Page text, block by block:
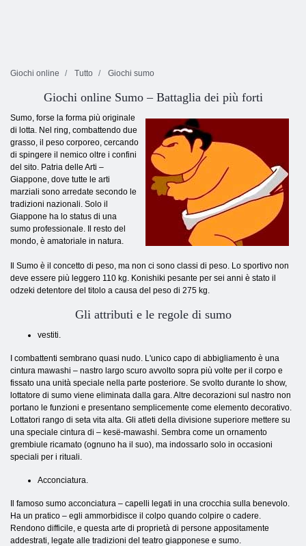
Giochi online Tutto Giochi sumo
Giochi online Sumo – Battaglia dei più forti
Sumo, forse la forma più originale
di lotta. Nel ring, combattendo due
grasso, il peso corporeo, cercando
di spingere il nemico oltre i confini
del sito. Patria delle Arti –
Giappone, dove tutte le arti
marziali sono arredate secondo le
tradizioni nazionali. Solo il
Giappone ha lo status di una
sumo professionale. Il resto del
mondo, è amatoriale in natura.
Il Sumo è il concetto di peso, ma non ci sono classi di peso. Lo sportivo non
deve essere più leggero 110 kg. Konishiki pesante per sei anni è stato il
odzeki detentore del titolo a causa del peso di 275 kg.
Gli attributi e le regole di sumo
vestiti.
I combattenti sembrano quasi nudo. L'unico capo di abbigliamento è una
cintura mawashi – nastro largo scuro avvolto sopra più volte per il corpo e
fissato una unità speciale nella parte posteriore. Se svolto durante lo show,
lottatore di sumo viene eliminata dalla gara. Altre decorazioni sul nastro non
portano le funzioni e presentano semplicemente come elemento decorativo.
Lottatori rango di seta vita alta. Gli atleti della divisione superiore mettere su
una speciale cintura di – kesё-mawashi. Sembra come un ornamento
grembiule ricamato (ognuno ha il suo), ma indossarlo solo in occasioni
speciali per i rituali.
Acconciatura.
Il famoso sumo acconciatura – capelli legati in una crocchia sulla benevolo.
Ha un pratico – egli ammorbidisce il colpo quando colpire o cadere.
Rendono difficile, e questa arte di proprietà di persone appositamente
addestrati, legate alle tradizioni del teatro giapponese e sumo.